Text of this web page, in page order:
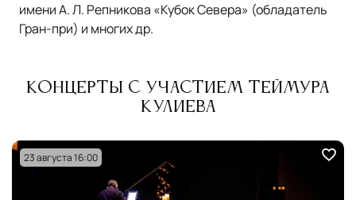
имени А. Л. Репникова «Кубок Севера» (обладатель
Гран-при) и многих др.
Концерты с участием Теймура
Кулиева
23 августа 16:00